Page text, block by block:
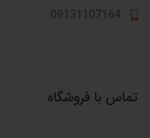
09131107164
تماس با فروشگاه